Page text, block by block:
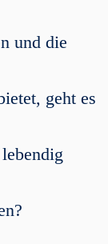
und die
geht es